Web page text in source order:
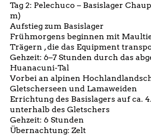
Tag 2: Pelechuco – Basislager
m)
Aufstieg zum Basislager
Frühmorgens beginnen mit
Trägern , die das Equipment
Gehzeit: 6–7 Stunden durch das
Huanacuni-Tal
Vorbei an alpinen
Gletscherseen und Lamaweiden
Errichtung des Basislagers auf ca.
unterhalb des Gletschers
Gehzeit: 6 Stunden
Übernachtung: Zelt